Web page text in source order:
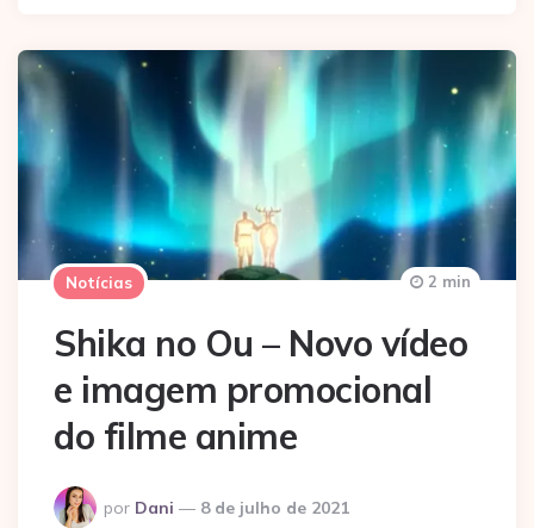
Notícias
Shika no Ou – Novo vídeo
e imagem promocional
do filme anime
Postado
por
por Dani 8 de julho de 2021
2 min